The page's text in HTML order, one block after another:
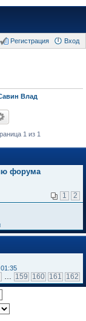
Вход
Регистрация
Влад
1 из 1
форума
1 2
… 159 160 161 162